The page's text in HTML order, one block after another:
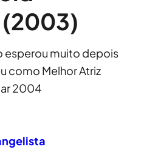
esperou muito depois
como Melhor Atriz
2004